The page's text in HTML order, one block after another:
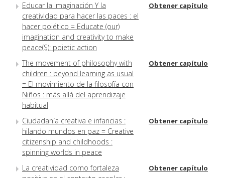
Educar la imaginación Y la
creatividad para hacer las paces : el
hacer poiético = Educate (our)
imagination and creativity to make
peace(S): poietic action
Obtener capítulo
The movement of philosophy with
children : beyond learning as usual
= El movimiento de la filosofía con
Niños : más allá del aprendizaje
habitual
Obtener capítulo
Ciudadanía creativa e infancias :
hilando mundos en paz = Creative
citizenship and childhoods :
spinning worlds in peace
Obtener capítulo
La creatividad como fortaleza
Obtener capítulo